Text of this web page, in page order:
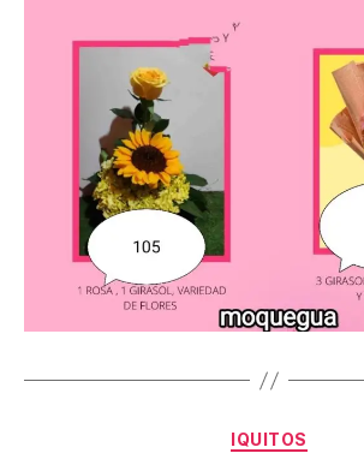
Categories
IQUITOS